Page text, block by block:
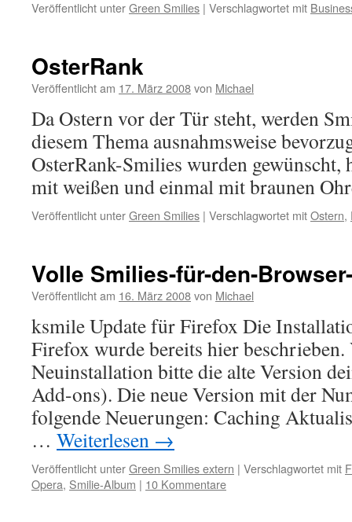
Veröffentlicht unterGreen Smilies | Verschlagwortet mit
OsterRank
Veröffentlicht am 17. März 2008von Michael
Da Ostern vor der Tür steht, werden
diesem Thema ausnahmsweise
OsterRank-Smilies wurden gewünscht,
mit weißen und einmal mit braunen
Veröffentlicht unterGreen Smilies | Verschlagwortet mitOstern,
Volle Smilies-für-den-
Veröffentlicht am 16. März 2008von Michael
ksmile Update für Firefox Die
Firefox wurde bereits hier beschrieben.
Neuinstallation bitte die alte Version
Add-ons). Die neue Version mit der
folgende Neuerungen: Caching
… Weiterlesen →
Veröffentlicht unterGreen Smilies extern | Verschlagwortet mit
Opera, Smilie-Album | 10 Kommentare